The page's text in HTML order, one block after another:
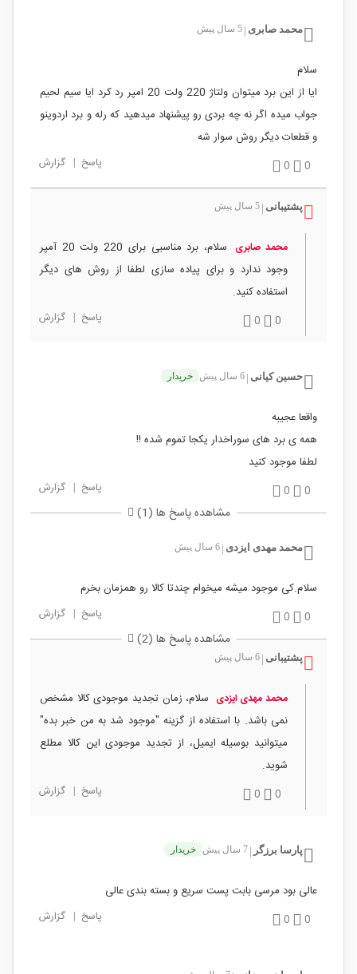
محمد صابری | 5 سال پیش
سلام
ایا از این برد میتوان ولتاژ 220 ولت 20 امپر رد کرد ایا سیم لحیم
جواب میده اگر نه چه بردی رو پیشنهاد میدهید که رله و برد اردوینو
و قطعات دیگر روش سوار شه
0
0 پاسخ | گزارش
پشتیبانی | 5 سال پیش
محمد صابری
سلام، برد مناسبی برای 220 ولت 20 آمپر
وجود ندارد و برای پیاده سازی لطفا از روش های دیگر
استفاده کنید.
0
0 پاسخ | گزارش
حسین کیانی | 6 سال پیش خریدار
واقعا عجیبه
همه ی برد های سوراخدار یکجا تموم شده !!
لطفا موجود کنید
0
0 پاسخ | گزارش
مشاهده پاسخ ها (1)
محمد مهدی ایزدی | 6 سال پیش
سلام.کی موجود میشه میخوام چندتا کالا رو همزمان بخرم
0
0 پاسخ | گزارش
مشاهده پاسخ ها (2)
پشتیبانی | 6 سال پیش
محمد مهدی ایزدی سلام، زمان تجدید موجودی کالا مشخص
نمی باشد. با استفاده از گزینه "موجود شد به من خبر بده"
میتوانید بوسیله ایمیل، از تجدید موجودی این کالا مطلع
شوید.
0
0 پاسخ | گزارش
پارسا برزگر | 7 سال پیش خریدار
عالی بود مرسی بابت پست سریع و بسته بندی عالی
0
0 پاسخ | گزارش